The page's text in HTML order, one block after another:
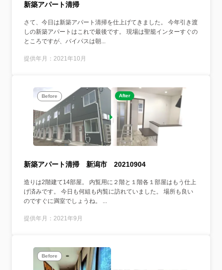
新築アパート清掃
さて、今日は新築アパート清掃を仕上げてきました。 今年引き渡
しの新築アパートはこれで最後です。 現場は聖籠インターすぐの
ところですが、バイパスは朝...
提供年月：2021年10月
Before After
新築アパート清掃 新潟市 20210904
造りは2階建て14部屋。 内覧用に２階と１階各１部屋はもう仕上
げ済みです。 今日も何組も内覧に訪れていました。 場所も良い
のですぐに満室でしょうね。 ...
提供年月：2021年9月
Before